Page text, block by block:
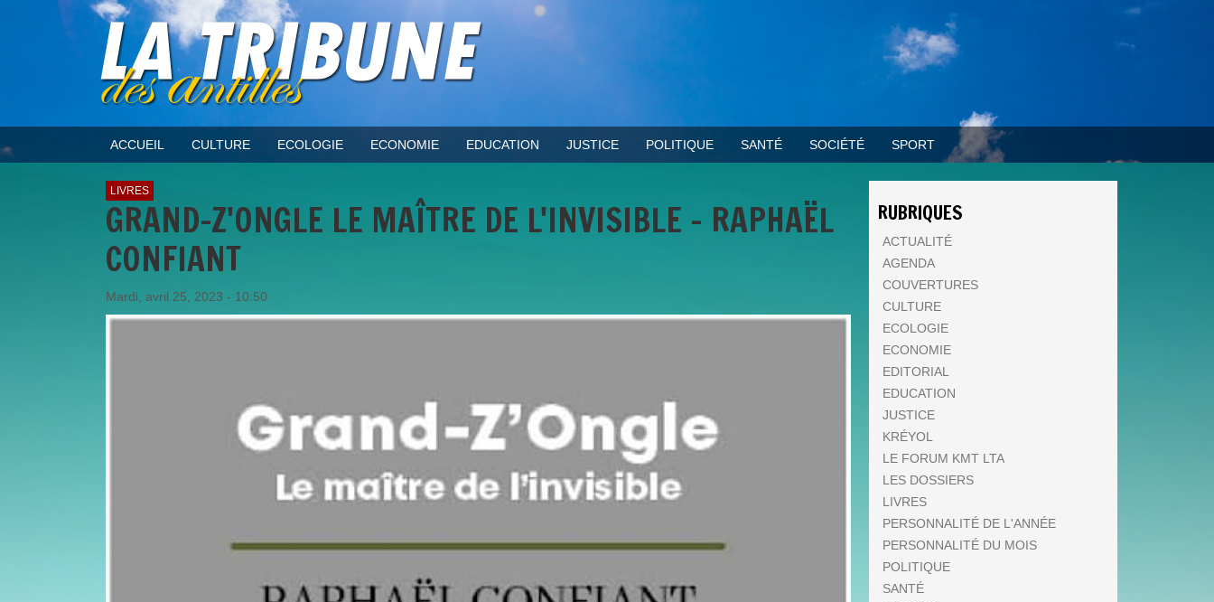
ACCUEIL CULTURE ECOLOGIE ECONOMIE EDUCATION JUSTICE POLITIQUE SANTÉ SOCIÉTÉ SPORT
LIVRES
GRAND-Z'ONGLE LE MAÎTRE DE L'INVISIBLE - RAPHAËL
CONFIANT
Mardi, avril 25, 2023 - 10:50
RUBRIQUES
ACTUALITÉ
AGENDA
COUVERTURES
CULTURE
ECOLOGIE
ECONOMIE
EDITORIAL
EDUCATION
JUSTICE
KRÉYOL
LE FORUM KMT LTA
LES DOSSIERS
LIVRES
PERSONNALITÉ DE L'ANNÉE
PERSONNALITÉ DU MOIS
POLITIQUE
SANTÉ